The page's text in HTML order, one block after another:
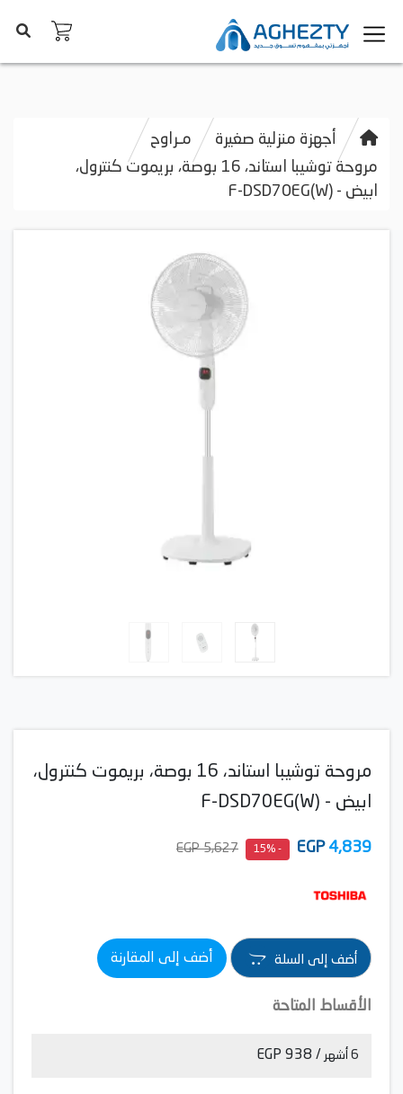
أجهزة منزلية صغيرة
مـراوح
مروحة توشيبا استاند، 16 بوصة، بريموت كنترول،
ابيض - F-DSD70EG(W)
مروحة توشيبا استاند، 16 بوصة، بريموت كنترول،
ابيض - F-DSD70EG(W)
4,839
EGP
- 15%
5,627 EGP
أضف إلى السلة أضف إلى المقارنة
الأقساط المتاحة
6 أشهر / 938 EGP